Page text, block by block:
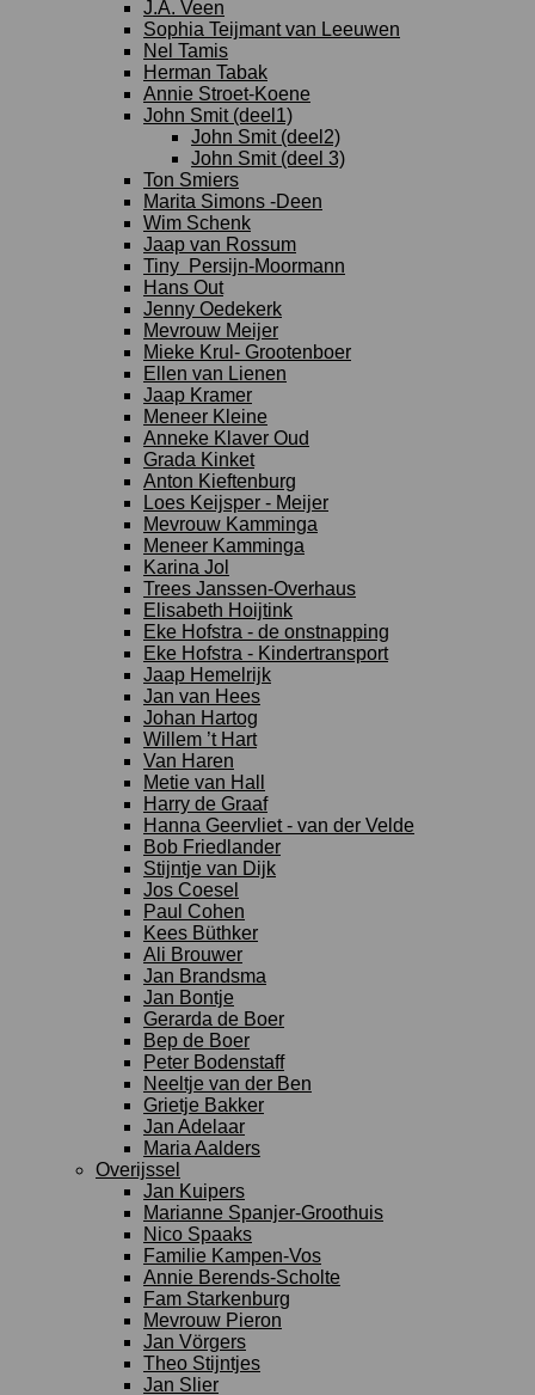
J.A. Veen
Sophia Teijmant van Leeuwen
Nel Tamis
Herman Tabak
Annie Stroet-Koene
John Smit (deel1)
John Smit (deel2)
John Smit (deel 3)
Ton Smiers
Marita Simons -Deen
Wim Schenk
Jaap van Rossum
Tiny Persijn-Moormann
Hans Out
Jenny Oedekerk
Mevrouw Meijer
Mieke Krul- Grootenboer
Ellen van Lienen
Jaap Kramer
Meneer Kleine
Anneke Klaver Oud
Grada Kinket
Anton Kieftenburg
Loes Keijsper - Meijer
Mevrouw Kamminga
Meneer Kamminga
Karina Jol
Trees Janssen-Overhaus
Elisabeth Hoijtink
Eke Hofstra - de onstnapping
Eke Hofstra - Kindertransport
Jaap Hemelrijk
Jan van Hees
Johan Hartog
Willem ’t Hart
Van Haren
Metie van Hall
Harry de Graaf
Hanna Geervliet - van der Velde
Bob Friedlander
Stijntje van Dijk
Jos Coesel
Paul Cohen
Kees Büthker
Ali Brouwer
Jan Brandsma
Jan Bontje
Gerarda de Boer
Bep de Boer
Peter Bodenstaff
Neeltje van der Ben
Grietje Bakker
Jan Adelaar
Maria Aalders
Overijssel
Jan Kuipers
Marianne Spanjer-Groothuis
Nico Spaaks
Familie Kampen-Vos
Annie Berends-Scholte
Fam Starkenburg
Mevrouw Pieron
Jan Vörgers
Theo Stijntjes
Jan Slier